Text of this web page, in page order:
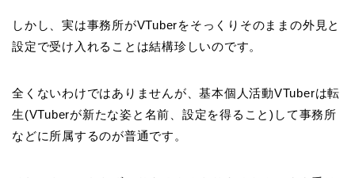
しかし、実は事務所がVTuberをそっくりそのままの外見と
設定で受け入れることは結構珍しいのです。
全くないわけではありませんが、基本個人活動VTuberは転
生(VTuberが新たな姿と名前、設定を得ること)して事務所
などに所属するのが普通です。